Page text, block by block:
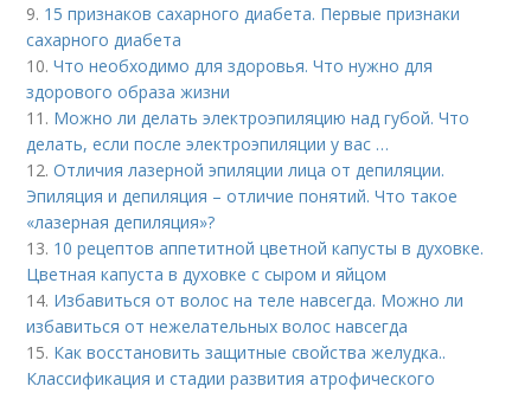
9. 15 признаков сахарного диабета. Первые признаки
сахарного диабета
10.Что необходимо для здоровья. Что нужно для
здорового образа жизни
11. Можно ли делать электроэпиляцию над губой. Что
делать, если после электроэпиляции у вас …
12.Отличия лазерной эпиляции лица от депиляции.
Эпиляция и депиляция – отличие понятий. Что такое
«лазерная депиляция»?
13. 10 рецептов аппетитной цветной капусты в духовке.
Цветная капуста в духовке с сыром и яйцом
14. Избавиться от волос на теле навсегда. Можно ли
избавиться от нежелательных волос навсегда
15. Как восстановить защитные свойства желудка..
Классификация и стадии развития атрофического